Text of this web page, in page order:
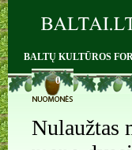
BALTŲ KULTŪROS
0
Nulaužtas